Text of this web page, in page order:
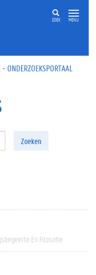
ZOEK MENU
ONDERZOEKSPORTAAL
Zoeken
En Filosofie